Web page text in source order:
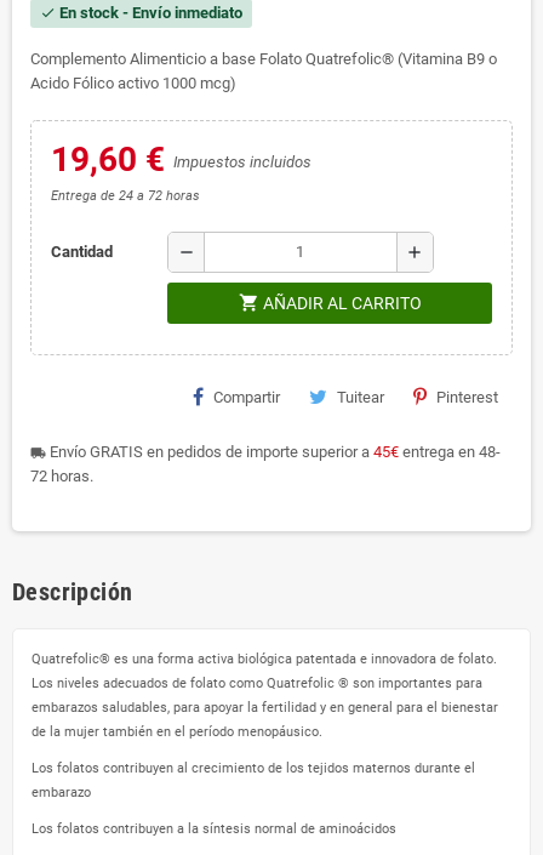
check En stock - Envío inmediato
Complemento Alimenticio a base Folato Quatrefolic® (Vitamina B9 o
Acido Fólico activo 1000 mcg)
19,60 € Impuestos incluidos
Entrega de 24 a 72 horas
Cantidad remove add
shopping_cart AÑADIR AL CARRITO
Compartir Tuitear Pinterest
local_shipping Envío GRATIS en pedidos de importe superior a 45€ entrega en 48-
72 horas.
Descripción
Quatrefolic® es una forma activa biológica patentada e innovadora de folato.
Los niveles adecuados de folato como Quatrefolic ® son importantes para
embarazos saludables, para apoyar la fertilidad y en general para el bienestar
de la mujer también en el período menopáusico.
Los folatos contribuyen al crecimiento de los tejidos maternos durante el
embarazo
Los folatos contribuyen a la síntesis normal de aminoácidos